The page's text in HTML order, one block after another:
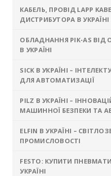
КАБЕЛЬ, ПРОВІД LAPP
ДИСТРИБУТОРА В УКРАЇНІ
ОБЛАДНАННЯ PIK-AS
В УКРАЇНІ
SICK В УКРАЇНІ –
ДЛЯ АВТОМАТИЗАЦІЇ
PILZ В УКРАЇНІ –
МАШИННОЇ БЕЗПЕКИ ТА
ELFIN В УКРАЇНІ –
ПРОМИСЛОВОСТІ
FESTO: КУПИТИ
УКРАЇНІ